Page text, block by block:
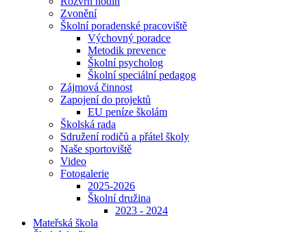
Zvonění
Školní poradenské pracoviště
Výchovný poradce
Metodik prevence
Školní psycholog
Školní speciální pedagog
Zájmová činnost
Zapojení do projektů
EU peníze školám
Školská rada
Sdružení rodičů a přátel školy
Naše sportoviště
Video
Fotogalerie
2025-2026
Školní družina
2023 - 2024
Mateřská škola